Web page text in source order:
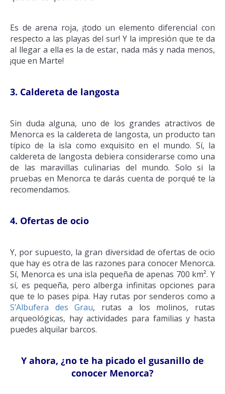
Es de arena roja, ¡todo un elemento diferencial con
respecto a las playas del sur! Y la impresión que te da
al llegar a ella es la de estar, nada más y nada menos,
¡que en Marte!
3. Caldereta de langosta
Sin duda alguna, uno de los grandes atractivos de
Menorca es la caldereta de langosta, un producto tan
típico de la isla como exquisito en el mundo. Sí, la
caldereta de langosta debiera considerarse como una
de las maravillas culinarias del mundo. Solo si la
pruebas en Menorca te darás cuenta de porqué te la
recomendamos.
4. Ofertas de ocio
Y, por supuesto, la gran diversidad de ofertas de ocio
que hay es otra de las razones para conocer Menorca.
Sí, Menorca es una isla pequeña de apenas 700 km². Y
sí, es pequeña, pero alberga infinitas opciones para
que te lo pases pipa. Hay rutas por senderos como a
S’Albufera des Grau, rutas a los molinos, rutas
arqueológicas, hay actividades para familias y hasta
puedes alquilar barcos.
Y ahora, ¿no te ha picado el gusanillo de
conocer Menorca?